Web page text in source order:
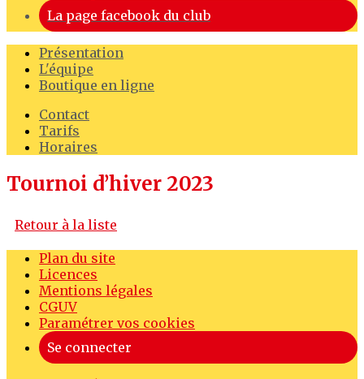
La page facebook du club
Présentation
L'équipe
Boutique en ligne
Contact
Tarifs
Horaires
Tournoi d’hiver 2023
Retour à la liste
Plan du site
Licences
Mentions légales
CGUV
Paramétrer vos cookies
Se connecter